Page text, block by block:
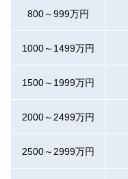
800～999万円
1000～1499万円
1500～1999万円
2000～2499万円
2500～2999万円